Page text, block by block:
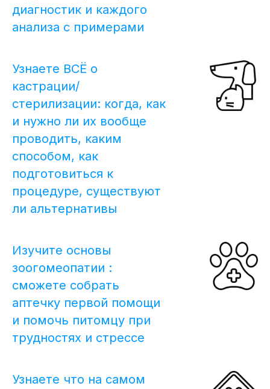
диагностик и каждого
анализа с примерами
Узнаете ВСЁ о
кастрации/
стерилизации: когда, как
и нужно ли их вообще
проводить, каким
способом, как
подготовиться к
процедуре, существуют
ли альтернативы
Изучите основы
зоогомеопатии :
сможете собрать
аптечку первой помощи
и помочь питомцу при
трудностях и стрессе
Узнаете что на самом